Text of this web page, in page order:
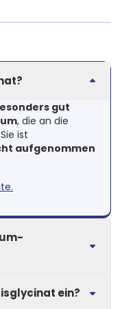
gut
, die an die
ist
aufgenommen
ein?